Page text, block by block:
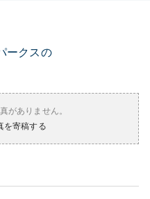
ークスの
がありません。
を寄稿する